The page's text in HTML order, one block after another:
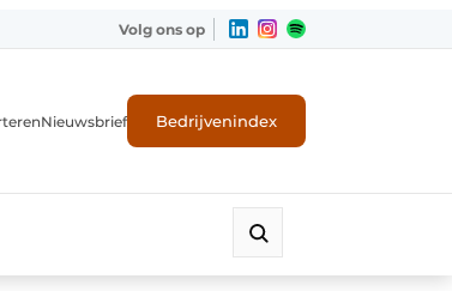
Volg ons op
Nieuwsbrief Bedrijvenindex